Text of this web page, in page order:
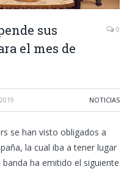
sus
el mes de
0
NOTICIAS
se han visto obligados a
la cual iba a tener lugar
ha emitido el siguiente